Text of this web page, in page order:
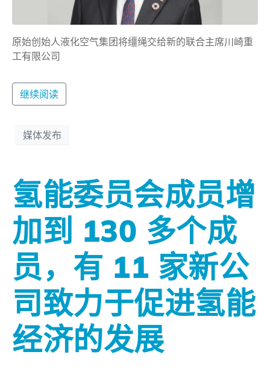
原始创始人液化空气集团将缰绳交给新的联合主席川崎重
工有限公司
继续阅读
媒体发布
氢能委员会成员增
加到 130 多个成
员，有 11 家新公
司致力于促进氢能
经济的发展